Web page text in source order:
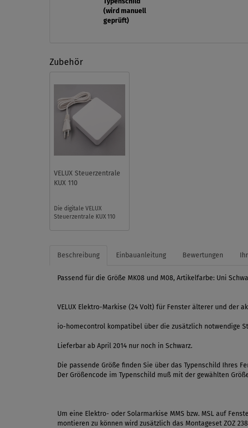
(wird manuell
geprüft)
Zubehör
VELUX Steuerzentrale
KUX 110
Die digitale VELUX
Steuerzentrale KUX 110
homecontrol®-kompatible
Beschreibung Einbauanleitung Bewertungen
Passend für die Größe MK08 und M08, Artikelfarbe: Uni
VELUX Elektro-Markise (24 Volt) für Fenster älterer und
io-homecontrol kompatibel über die zusätzlich notwendige
Lieferbar ab April 2014 nur noch in Schwarz.
Die passende Größe finden Sie über das Typenschild Ihres
Der Größencode im Typenschild muß mit der gewählten
Um eine Elektro- oder Solarmarkise MMS bzw. MSL auf
montieren zu können wird zusätzlich das Montageset ZOZ